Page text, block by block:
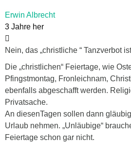
Erwin Albrecht
3 Jahre her
Nein, das „christliche “ Tanzverbot
Die „christlichen“ Feiertage, wie
Pfingstmontag, Fronleichnam,
ebenfalls abgeschafft werden.
Privatsache.
An diesenTagen sollen dann
Urlaub nehmen. „Unläubige“
Feiertage schon gar nicht.